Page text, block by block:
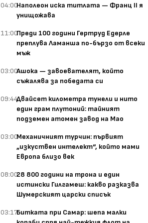
04:00Наполеон иска титлата — Франц II я
унищожава
11:00Преди 100 години Гертруд Едерле
преплува Ламанша по-бързо от всеки
мъж
03:00Ашока — завоевателят, който
съжалява за победата си
09:44Двайсет километра тунели и нито
един грам плутоний: тайният
подземен атомен завод на Мао
03:00Механичният турчин: първият
„изкуствен интелект“, който мами
Европа близо век
08:0028 800 години на трона и един
истински Гилгамеш: какво разказва
Шумерският царски списък
03:17Битката при Самар: шепа малки